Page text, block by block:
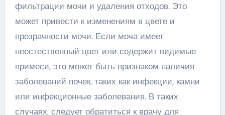
фильтрации мочи и удаления отходов. Это
может привести к изменениям в цвете и
прозрачности мочи. Если моча имеет
неестественный цвет или содержит видимые
примеси, это может быть признаком наличия
заболеваний почек, таких как инфекции, камни
или инфекционные заболевания. В таких
случаях, следует обратиться к врачу для